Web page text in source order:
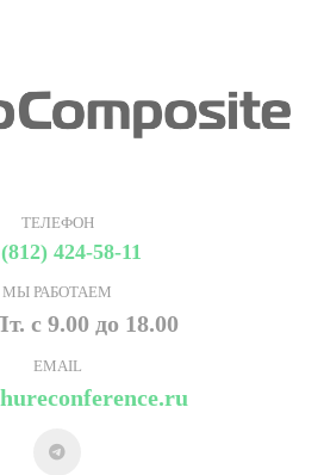
ТЕЛЕФОН
424-58-11
МЫ РАБОТАЕМ
с 9.00 до 18.00
EMAIL